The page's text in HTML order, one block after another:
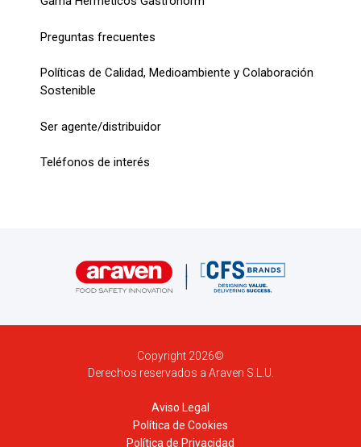
Preguntas frecuentes
Políticas de Calidad, Medioambiente y Colaboración
Sostenible
Ser agente/distribuidor
Teléfonos de interés
Copyright 2026©
Derechos reservados a Araven S.L.U.
Aviso Legal
Política de Cookies
Política de Privacidad